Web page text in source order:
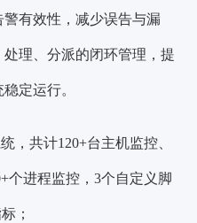
有效性，减少误告与漏
理、分派的闭环管理 ，提
定运行。
，共计120+台主机监控、
个进程监控，3个自定义脚
；